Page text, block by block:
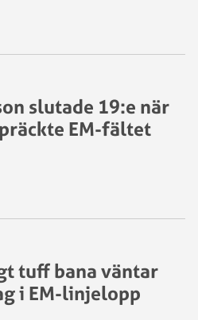
slutade 19:e när
EM-fältet
tuff bana väntar
i EM-linjelopp